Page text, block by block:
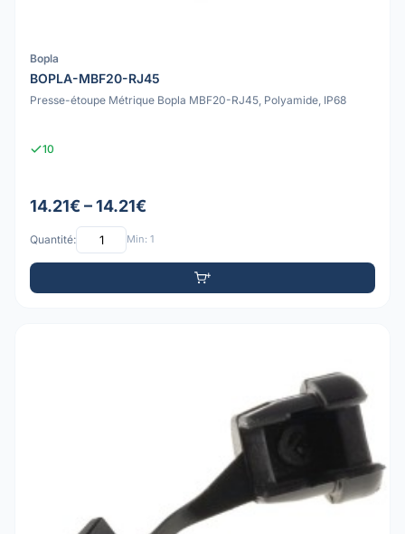
Bopla
BOPLA-MBF20-RJ45
Presse-étoupe Métrique Bopla MBF20-RJ45, Polyamide, IP68
10
14.21€ – 14.21€
Quantité: Min: 1